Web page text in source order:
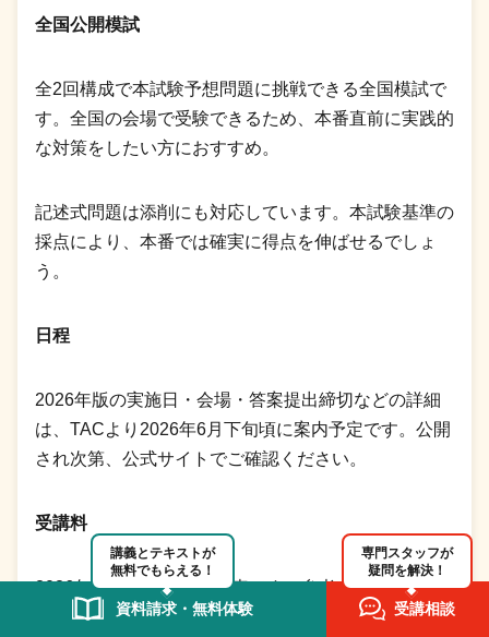
全国公開模試
全2回構成で本試験予想問題に挑戦できる全国模試で
す。全国の会場で受験できるため、本番直前に実践的
な対策をしたい方におすすめ。
記述式問題は添削にも対応しています。本試験基準の
採点により、本番では確実に得点を伸ばせるでしょ
う。
日程
2026年版の実施日・会場・答案提出締切などの詳細
は、TACより2026年6月下旬頃に案内予定です。公開
され次第、公式サイトでご確認ください。
受講料
2026年版の受講料は未発表です。参考までに2025年
版は、第1回＋第2回が5,500円、各回3,300円でし
講義とテキストが
無料でもらえる！
資料請求・無料体験
専門スタッフが
疑問を解決！
受講相談